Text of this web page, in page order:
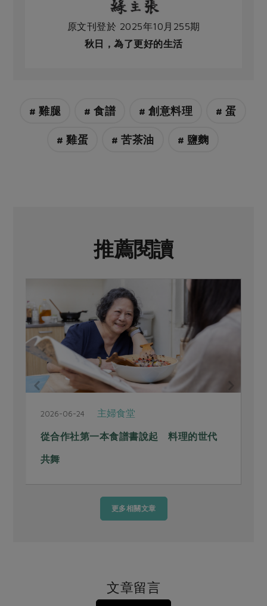
原文刊登於 2025年10月255期
秋日，為了更好的生活
# 雞腿 # 食譜 # 創意料理 # 蛋
# 雞蛋 # 苦茶油 # 鹽麴
推薦閱讀
2026-06-24 主婦食堂
從合作社第一本食譜書說起 料理的世代
共舞
更多相關文章
文章留言